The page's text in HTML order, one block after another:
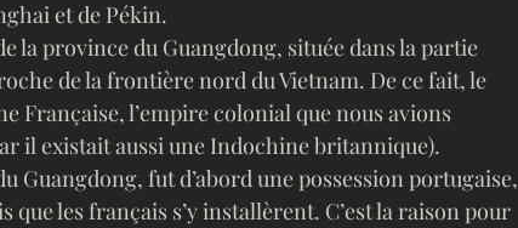
et de Pékin.
de la frontière nord du Vietnam. De ce fait, le
Française, l’empire colonial que nous avions
il existait aussi une Indochine britannique).
Guangdong, fut d’abord une possession portugaise,
les français s’y installèrent. C’est la raison pour